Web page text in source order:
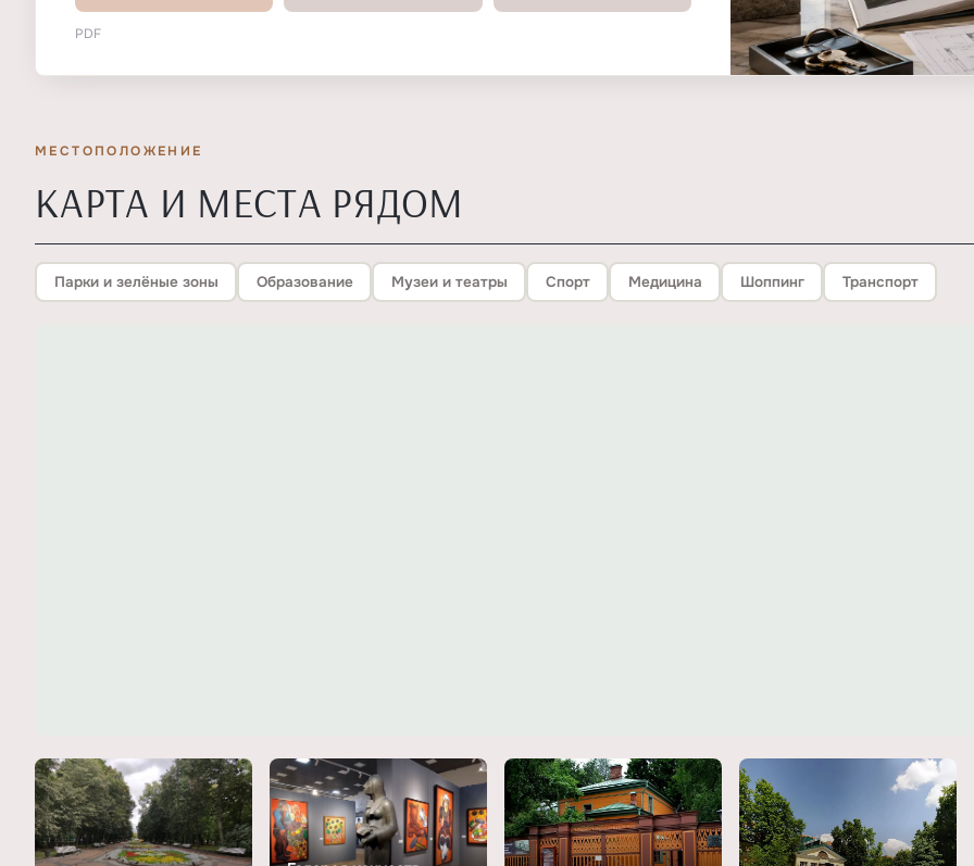
PDF
МЕСТОПОЛОЖЕНИЕ
КАРТА И МЕСТА РЯДОМ
Парки и зелёные зоны Образование Музеи и театры Спорт Медицина Шоппинг Транспорт